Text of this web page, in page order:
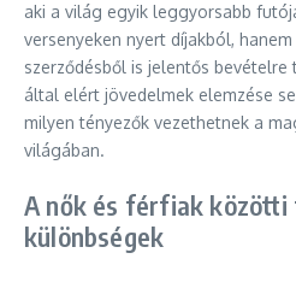
aki a világ egyik leggyorsabb
versenyeken nyert díjakból,
szerződésből is jelentős
által elért jövedelmek elemzése
milyen tényezők vezethetnek a
világában.
A nők és férfiak közötti
különbségek